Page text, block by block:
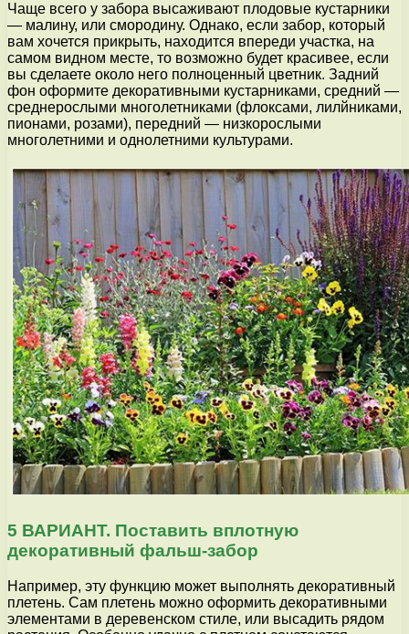
Чаще всего у забора высаживают плодовые кустарники
— малину, или смородину. Однако, если забор, который
вам хочется прикрыть, находится впереди участка, на
самом видном месте, то возможно будет красивее, если
вы сделаете около него полноценный цветник. Задний
фон оформите декоративными кустарниками, средний —
среднерослыми многолетниками (флоксами, лилйниками,
пионами, розами), передний — низкорослыми
многолетними и однолетними культурами.
5 ВАРИАНТ. Поставить вплотную
декоративный фальш-забор
Например, эту функцию может выполнять декоративный
плетень. Сам плетень можно оформить декоративными
элементами в деревенском стиле, или высадить рядом